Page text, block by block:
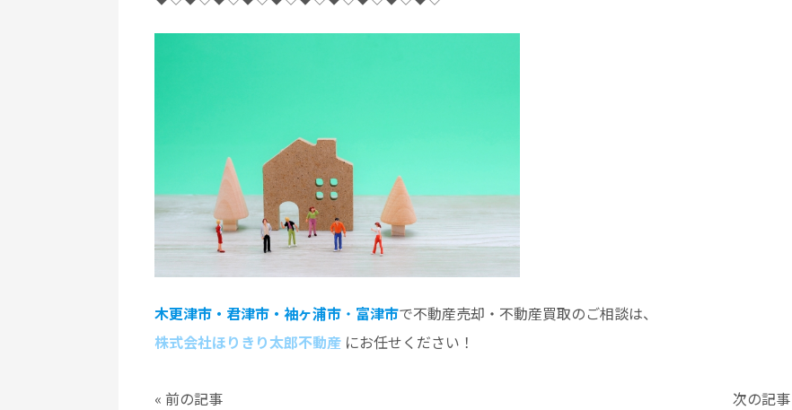
木更津市・君津市・袖ヶ浦市 ・ 富津市で不動産売却・不動産買取のご相談は、
株式会社ほりきり太郎不動産 にお任せください！
« 前の記事 次の記事